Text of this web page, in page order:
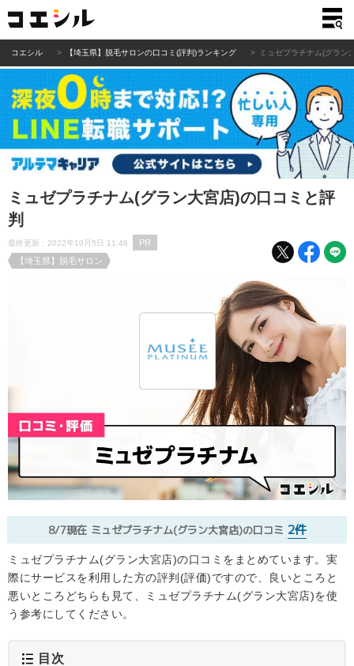
コエシル 【埼玉県】脱毛サロンの口コミ(評判)ランキング ミュゼプラチナム(グラン
ミュゼプラチナム(グラン大宮店)の口コミと評
判
最終更新：2022年10月5日 11:46
PR
【埼玉県】脱毛サロン
8/7現在 ミュゼプラチナム(グラン大宮店)の口コミ 2件
ミュゼプラチナム(グラン大宮店)の口コミをまとめています。実
際にサービスを利用した方の評判(評価)ですので、良いところと
悪いところどちらも見て、ミュゼプラチナム(グラン大宮店)を使
う参考にしてください。
目次